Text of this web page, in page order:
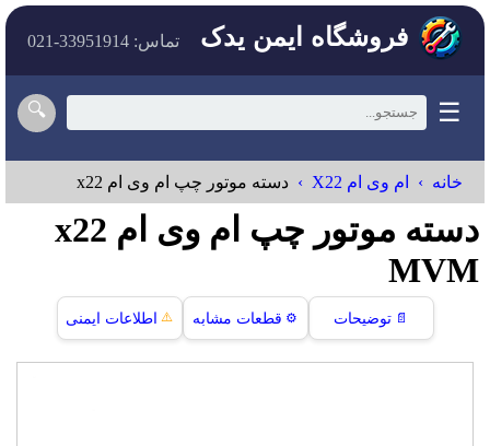
فروشگاه ایمن یدک تماس: 33951914-021
☰
🔍
خانه ام وی ام X22 دسته موتور چپ ام وی ام x22
دسته موتور چپ ام وی ام x22
MVM
📄 توضیحات ⚙️ قطعات مشابه ⚠️ اطلاعات ایمنی